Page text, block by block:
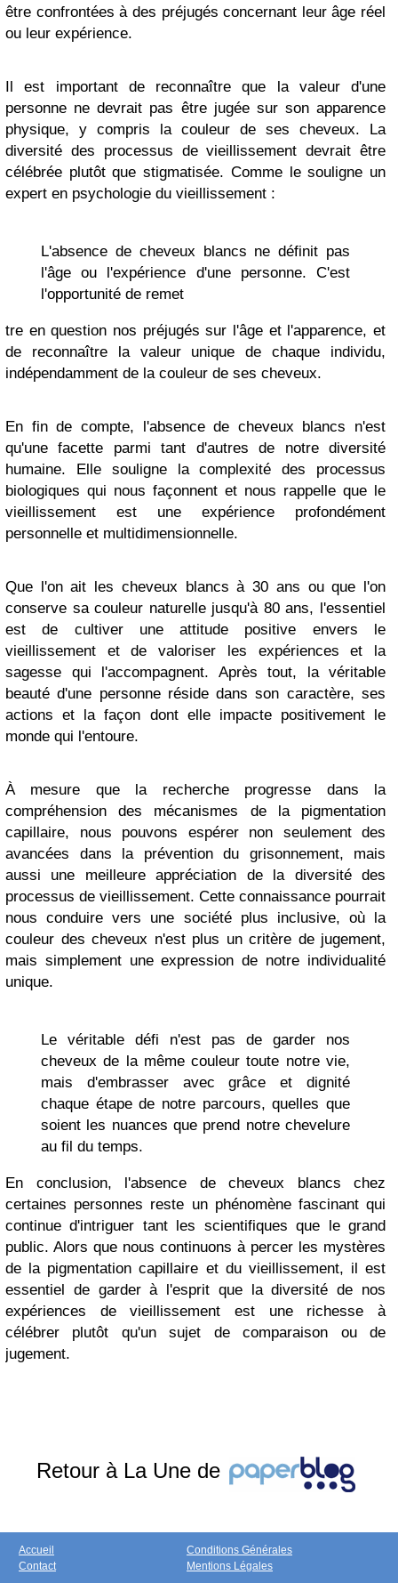
être confrontées à des préjugés concernant leur âge réel
ou leur expérience.
Il est important de reconnaître que la valeur d'une
personne ne devrait pas être jugée sur son apparence
physique, y compris la couleur de ses cheveux. La
diversité des processus de vieillissement devrait être
célébrée plutôt que stigmatisée. Comme le souligne un
expert en psychologie du vieillissement :
L'absence de cheveux blancs ne définit pas
l'âge ou l'expérience d'une personne. C'est
l'opportunité de remet
tre en question nos préjugés sur l'âge et l'apparence, et
de reconnaître la valeur unique de chaque individu,
indépendamment de la couleur de ses cheveux.
En fin de compte, l'absence de cheveux blancs n'est
qu'une facette parmi tant d'autres de notre diversité
humaine. Elle souligne la complexité des processus
biologiques qui nous façonnent et nous rappelle que le
vieillissement est une expérience profondément
personnelle et multidimensionnelle.
Que l'on ait les cheveux blancs à 30 ans ou que l'on
conserve sa couleur naturelle jusqu'à 80 ans, l'essentiel
est de cultiver une attitude positive envers le
vieillissement et de valoriser les expériences et la
sagesse qui l'accompagnent. Après tout, la véritable
beauté d'une personne réside dans son caractère, ses
actions et la façon dont elle impacte positivement le
monde qui l'entoure.
À mesure que la recherche progresse dans la
compréhension des mécanismes de la pigmentation
capillaire, nous pouvons espérer non seulement des
avancées dans la prévention du grisonnement, mais
aussi une meilleure appréciation de la diversité des
processus de vieillissement. Cette connaissance pourrait
nous conduire vers une société plus inclusive, où la
couleur des cheveux n'est plus un critère de jugement,
mais simplement une expression de notre individualité
unique.
Le véritable défi n'est pas de garder nos
cheveux de la même couleur toute notre vie,
mais d'embrasser avec grâce et dignité
chaque étape de notre parcours, quelles que
soient les nuances que prend notre chevelure
au fil du temps.
En conclusion, l'absence de cheveux blancs chez
certaines personnes reste un phénomène fascinant qui
continue d'intriguer tant les scientifiques que le grand
public. Alors que nous continuons à percer les mystères
de la pigmentation capillaire et du vieillissement, il est
essentiel de garder à l'esprit que la diversité de nos
expériences de vieillissement est une richesse à
célébrer plutôt qu'un sujet de comparaison ou de
jugement.
Retour à La Une de
Accueil
Contact
Conditions Générales
Mentions Légales